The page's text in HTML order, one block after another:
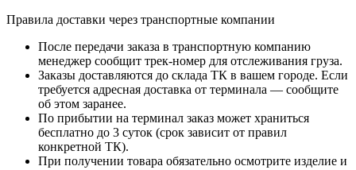
Правила доставки через транспортные компании
После передачи заказа в транспортную компанию
менеджер сообщит трек-номер для отслеживания груза.
Заказы доставляются до склада ТК в вашем городе. Если
требуется адресная доставка от терминала — сообщите
об этом заранее.
По прибытии на терминал заказ может храниться
бесплатно до 3 суток (срок зависит от правил
конкретной ТК).
При получении товара обязательно осмотрите изделие и